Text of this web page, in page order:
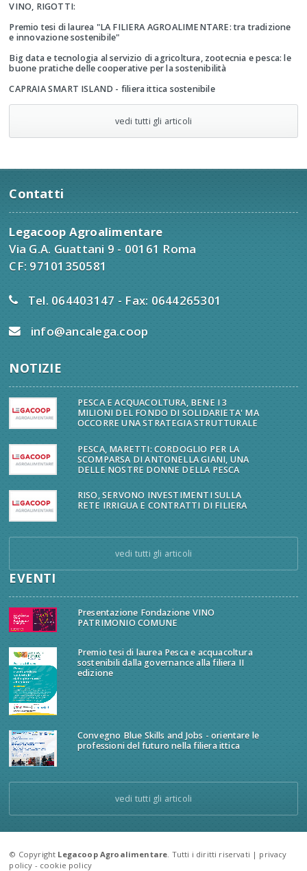
VINO, RIGOTTI:
Premio tesi di laurea "LA FILIERA AGROALIMENTARE: tra tradizione
e innovazione sostenibile"
Big data e tecnologia al servizio di agricoltura, zootecnia e pesca: le
buone pratiche delle cooperative per la sostenibilità
CAPRAIA SMART ISLAND - filiera ittica sostenibile
vedi tutti gli articoli
Contatti
Legacoop Agroalimentare
Via G.A. Guattani 9 - 00161 Roma
CF: 97101350581
Tel. 064403147 - Fax: 0644265301
info@ancalega.coop
NOTIZIE
PESCA E ACQUACOLTURA, BENE I 3
MILIONI DEL FONDO DI SOLIDARIETA' MA
OCCORRE UNA STRATEGIA STRUTTURALE
PESCA, MARETTI: CORDOGLIO PER LA
SCOMPARSA DI ANTONELLA GIANI, UNA
DELLE NOSTRE DONNE DELLA PESCA
RISO, SERVONO INVESTIMENTI SULLA
RETE IRRIGUA E CONTRATTI DI FILIERA
vedi tutti gli articoli
EVENTI
Presentazione Fondazione VINO
PATRIMONIO COMUNE
Premio tesi di laurea Pesca e acquacoltura
sostenibili dalla governance alla filiera II
edizione
Convegno Blue Skills and Jobs - orientare le
professioni del futuro nella filiera ittica
vedi tutti gli articoli
© Copyright Legacoop Agroalimentare . Tutti i diritti riservati | privacy
policy - cookie policy